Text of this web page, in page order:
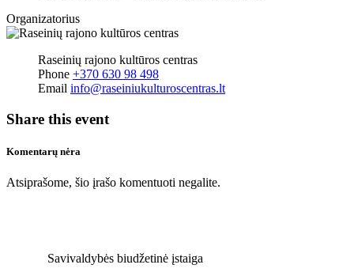
Organizatorius
Raseinių rajono kultūros centras
Phone +370 630 98 498
Email info@raseiniukulturoscentras.lt
Share this event
Komentarų nėra
Atsiprašome, šio įrašo komentuoti negalite.
Savivaldybės biudžetinė įstaiga